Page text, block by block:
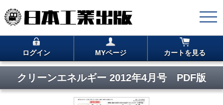
ログイン MYページ カートを見る
クリーンエネルギー 2012年4月号 PDF版